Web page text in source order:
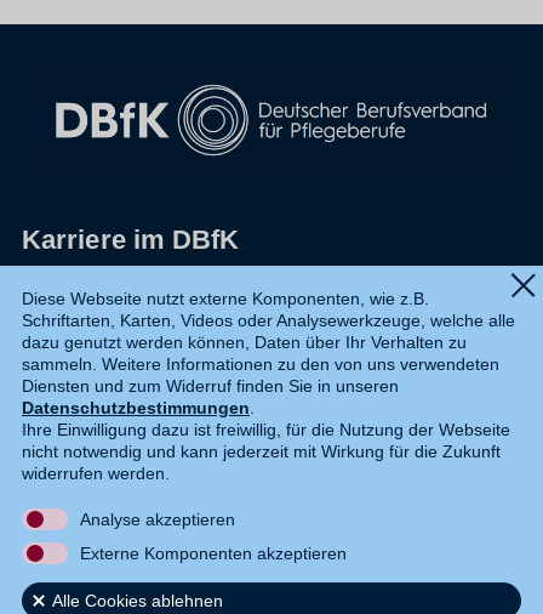
Karriere im DBfK
Datenschutz
Shop
Widerruf
Kontakt
DE EN
Diese Webseite nutzt externe Komponenten, wie z.B.
Schriftarten, Karten, Videos oder Analysewerkzeuge, welche alle
dazu genutzt werden können, Daten über Ihr Verhalten zu
sammeln. Weitere Informationen zu den von uns verwendeten
Diensten und zum Widerruf finden Sie in unseren
Datenschutzbestimmungen.
Ihre Einwilligung dazu ist freiwillig, für die Nutzung der Webseite
nicht notwendig und kann jederzeit mit Wirkung für die Zukunft
widerrufen werden.
Analyse akzeptieren
Externe Komponenten akzeptieren
Alle Cookies ablehnen